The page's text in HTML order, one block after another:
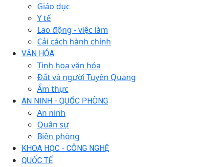
Giáo dục
Y tế
Lao động - việc làm
Cải cách hành chính
VĂN HÓA
Tinh hoa văn hóa
Đất và người Tuyên Quang
Ẩm thực
AN NINH - QUỐC PHÒNG
An ninh
Quân sự
Biên phòng
KHOA HỌC - CÔNG NGHỆ
QUỐC TẾ